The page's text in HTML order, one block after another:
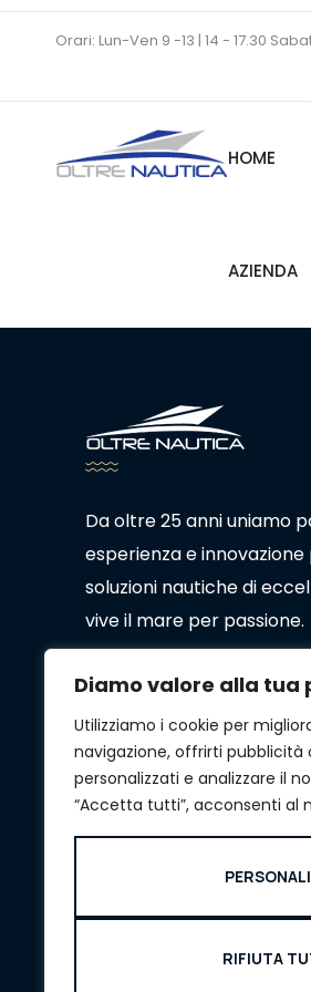
Diamo valore alla tua
Utilizziamo i cookie per
navigazione, offrirti pubblicità
personalizzati e analizzare il
“Accetta tutti”, acconsenti al
RIFIUTA
Orari: Lun-Ven 9 -13 | 14 - 17.30
HOME
AZIENDA
Da oltre 25 anni uniamo
esperienza e
soluzioni nautiche di
vive il mare per passione.